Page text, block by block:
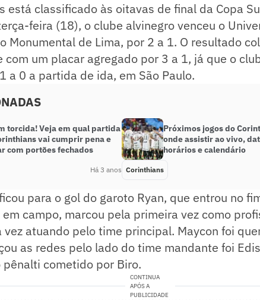
está classificado às oitavas de final da Copa
feira (18), o clube alvinegro venceu o
Monumental de Lima, por 2 a 1. O resultado
com um placar agregado por 3 a 1, já que o
a 0 a partida de ida, em São Paulo.
torcida! Veja em qual partida
vai cumprir pena e
com portões fechados
Há 3 anos
Próximos jogos do
onde assistir ao vivo,
horários e calendário
Corinthians
para o gol do garoto Ryan, que entrou no
campo, marcou pela primeira vez como
vez atuando pelo time principal. Maycon foi
as redes pelo lado do time mandante foi
cometido por Biro.
CONTINUA
APÓS A
PUBLICIDADE